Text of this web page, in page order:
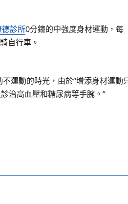
德診所0分鐘的中強度身材運動，每
自行車。
不運動的時光，由於“增添身材運動
治高血壓和糖尿病等手腕。”